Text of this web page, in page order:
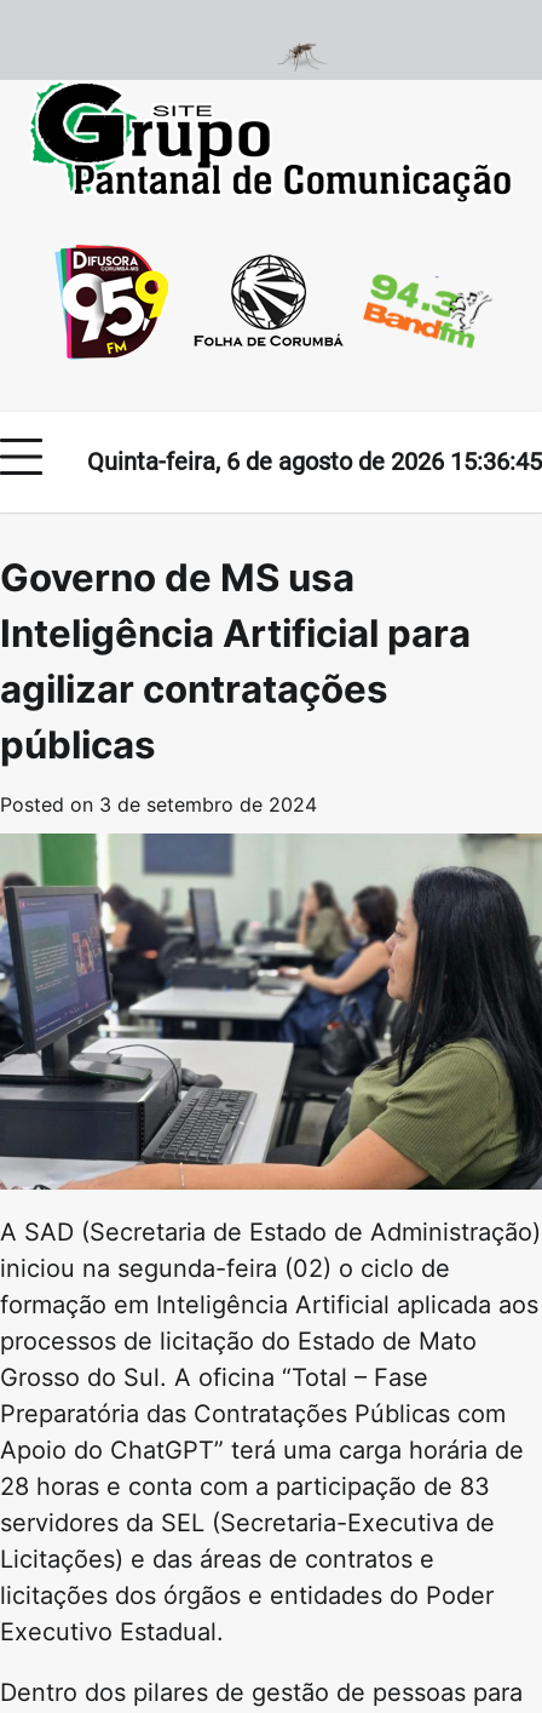
content
Quinta-feira, 6 de agosto de 2026 15:36:45
Governo de MS usa
Inteligência Artificial para
agilizar contratações
públicas
Posted on 3 de setembro de 2024
A SAD (Secretaria de Estado de Administração)
iniciou na segunda-feira (02) o ciclo de
formação em Inteligência Artificial aplicada aos
processos de licitação do Estado de Mato
Grosso do Sul. A oficina “Total – Fase
Preparatória das Contratações Públicas com
Apoio do ChatGPT” terá uma carga horária de
28 horas e conta com a participação de 83
servidores da SEL (Secretaria-Executiva de
Licitações) e das áreas de contratos e
licitações dos órgãos e entidades do Poder
Executivo Estadual.
Dentro dos pilares de gestão de pessoas para